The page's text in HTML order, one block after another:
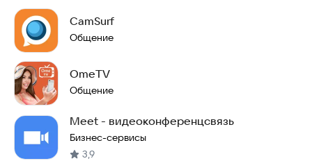
CamSurf
Общение
OmeTV
Общение
Meet - видеоконференцсвязь
Бизнес-сервисы
3,9